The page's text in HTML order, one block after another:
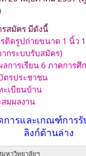
รสมัคร มีดังนี้
ติดรูปถ่ายขนาด 1 นิ้ว
กระบบรับสมัคร)
ลการเรียน 6 ภาคการศึ
ตรประชาชน
ะเบียนบ้าน
มผลงาน
ารและเกณฑ์การ
ลิงก์ด้านล่าง
มหาวิทยาลัยฯ